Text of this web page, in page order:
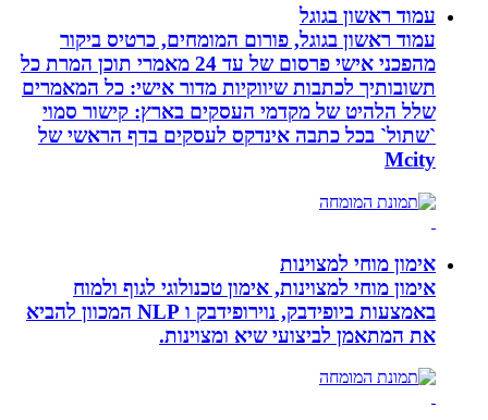
עמוד ראשון בגוגל
עמוד ראשון בגוגל, פורום המומחים, כרטיס ביקור
מהפכני אישי פרסום של עד 24 מאמרי תוכן המרת כל
תשובותיך לכתבות שיווקיות מדור אישי: כל המאמרים
שלל הלהיט של מקדמי העסקים בארץ: קישור סמוי
`שתול` בכל כתבה אינדקס לעסקים בדף הראשי של
Mcity
אימון מוחי למצוינות
אימון מוחי למצוינות, אימון טכנולוגי לגוף ולמוח
באמצעות ביופידבק, נוירופידבק ו NLP המכוון להביא
את המתאמן לביצועי שיא ומצוינות.